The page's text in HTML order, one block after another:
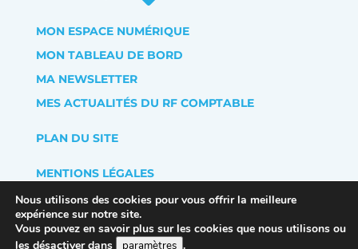
MON ESPACE NUMÉRIQUE
MON TABLEAU DE BORD
MA NEWSLETTER
MES ACTUALITÉS DU RF COMPTABLE
PLAN DU SITE
MENTIONS LÉGALES
POLITIQUE DE CONFIDENTIALITÉ
Nous utilisons des cookies pour vous offrir la meilleure
expérience sur notre site.
Vous pouvez en savoir plus sur les cookies que nous utilisons ou
les désactiver dans
paramètres .